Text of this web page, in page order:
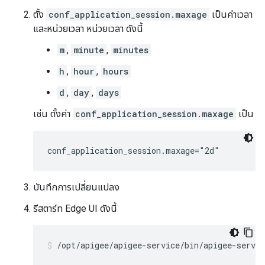
ตั้ง conf_application_session.maxage เป็นค่าเวลา
และหน่วยเวลา หน่วยเวลา ดังนี้
m , minute , minutes
h , hour , hours
d , day , days
เช่น ตั้งค่า conf_application_session.maxage เป็น
conf_application_session.maxage="2d"
บันทึกการเปลี่ยนแปลง
รีสตาร์ท Edge UI ดังนี้
/opt/apigee/apigee-service/bin/apigee-